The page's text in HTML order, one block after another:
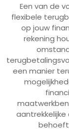
Een van de
flexibele
op jouw
rekening
een manier